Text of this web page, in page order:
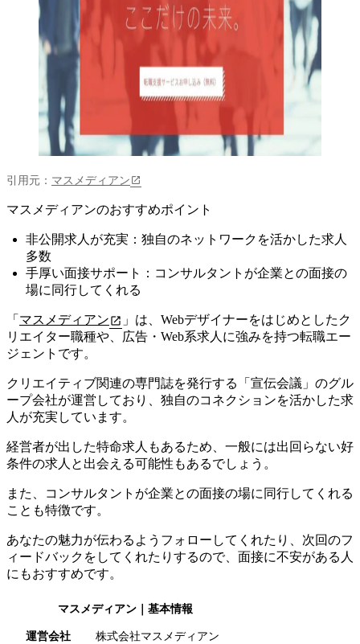
引用元： マスメディアン
マスメディアンのおすすめポイント
非公開求人が充実：独自のネットワークを活かした求人
多数
手厚い面接サポート：コンサルタントが企業との面接の
場に同行してくれる
「 マスメディアン
」は、Webデザイナーをはじめとしたク
リエイター職種や、広告・Web系求人に強みを持つ転職エー
ジェントです。
クリエイティブ関連の専門誌を発行する「宣伝会議」のグル
ープ会社が運営しており、独自のコネクションを活かした求
人が充実しています。
経営者が出した特命求人もあるため、 一般には出回らない好
条件の求人と出会える可能性もあるでしょう。
また、コンサルタントが企業との面接の場に同行してくれる
ことも特徴です。
あなたの魅力が伝わるようフォローしてくれたり、次回のフ
ィードバックをしてくれたりするので、面接に不安がある人
にもおすすめです。
マスメディアン｜基本情報
運営会社 株式会社マスメディアン